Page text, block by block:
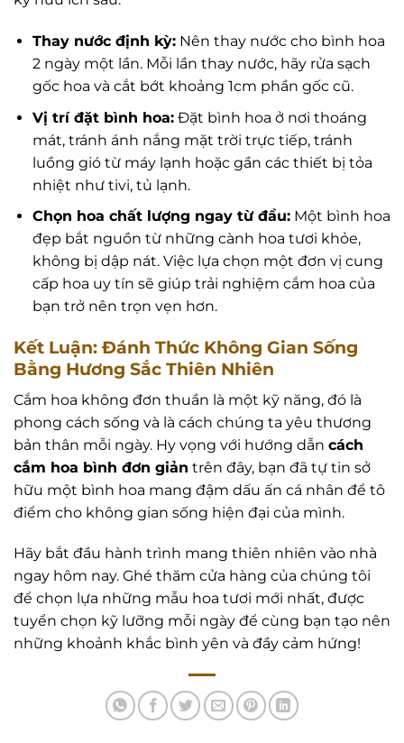
Thay nước định kỳ:Nên thay nước cho bình hoa
2 ngày một lần. Mỗi lần thay nước, hãy rửa sạch
gốc hoa và cắt bớt khoảng 1cm phần gốc cũ.
Vị trí đặt bình hoa:Đặt bình hoa ở nơi thoáng
mát, tránh ánh nắng mặt trời trực tiếp, tránh
luồng gió từ máy lạnh hoặc gần các thiết bị tỏa
nhiệt như tivi, tủ lạnh.
Chọn hoa chất lượng ngay từ đầu:Một bình hoa
đẹp bắt nguồn từ những cành hoa tươi khỏe,
không bị dập nát. Việc lựa chọn một đơn vị cung
cấp hoa uy tín sẽ giúp trải nghiệm cắm hoa của
bạn trở nên trọn vẹn hơn.
Kết Luận: Đánh Thức Không Gian Sống
Bằng Hương Sắc Thiên Nhiên
Cắm hoa không đơn thuần là một kỹ năng, đó là
phong cách sống và là cách chúng ta yêu thương
bản thân mỗi ngày. Hy vọng với hướng dẫn cách
cắm hoa bình đơn giản trên đây, bạn đã tự tin sở
hữu một bình hoa mang đậm dấu ấn cá nhân để tô
điểm cho không gian sống hiện đại của mình.
Hãy bắt đầu hành trình mang thiên nhiên vào nhà
ngay hôm nay. Ghé thăm cửa hàng của chúng tôi
để chọn lựa những mẫu hoa tươi mới nhất, được
tuyển chọn kỹ lưỡng mỗi ngày để cùng bạn tạo nên
những khoảnh khắc bình yên và đầy cảm hứng!